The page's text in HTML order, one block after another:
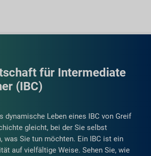
für Intermediate
(IBC)
dynamische Leben eines IBC von Greif
gleicht, bei der Sie selbst
was Sie tun möchten. Ein IBC ist ein
auf vielfältige Weise. Sehen Sie, wie